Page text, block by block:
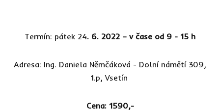
Termín: pátek 24. 6. 2022 – v čase od 9 - 15 h
Adresa: Ing. Daniela Němčáková - Dolní námětí 309,
1.p, Vsetín
Cena: 1590,-